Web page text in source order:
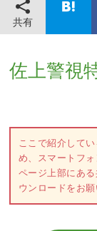
共有
佐上警視
ここで紹介して
め、スマートフ
ページ上部にあ
ウンロードをお願